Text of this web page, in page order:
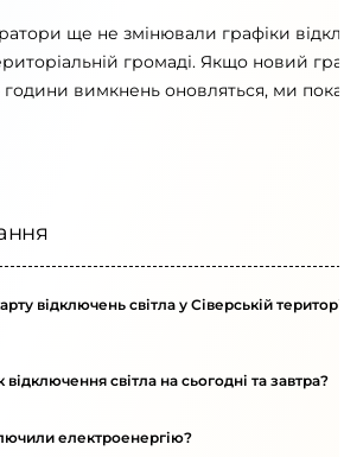
ще не змінювали графіки
громаді. Якщо новий
години вимкнень оновляться, ми
відключень світла у Сіверській
світла на сьогодні та завтра?
електроенергію?